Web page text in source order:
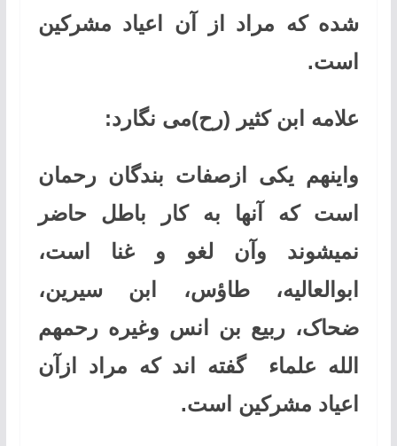
شده که مراد از آن اعیاد مشرکین
است.
علامه ابن کثیر (رح)می نگارد:
واینهم یکی ازصفات بندگان رحمان
است که آنها به کار باطل حاضر
نمیشوند وآن لغو و غنا است،
ابوالعالیه، طاؤس، ابن سیرین،
ضحاک، ربیع بن انس وغیره رحمهم
الله علماء گفته اند که مراد ازآن
اعیاد مشرکین است.